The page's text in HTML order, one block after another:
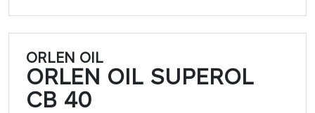
ORLEN OIL
ORLEN OIL SUPEROL
CB 40